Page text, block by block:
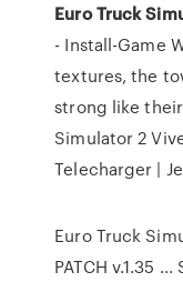
Euro Truck
- Install-Game
textures, the
strong like
Simulator 2
Telecharger |
Euro Truck
PATCH v.1.35